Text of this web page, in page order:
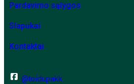
Pardavimo sąlygos
Slapukai
Kontaktai
@toidupakk